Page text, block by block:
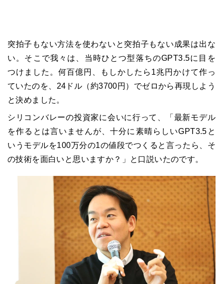
突拍子もない方法を使わないと突拍子もない成果は出な
い。そこで我々は、当時ひとつ型落ちのGPT3.5に目を
つけました。何百億円、もしかしたら1兆円かけて作っ
ていたのを、24ドル（約3700円）でゼロから再現しよう
と決めました。
シリコンバレーの投資家に会いに行って、「最新モデル
を作るとは言いませんが、十分に素晴らしいGPT3.5と
いうモデルを100万分の1の値段でつくると言ったら、そ
の技術を面白いと思いますか？」と口説いたのです。